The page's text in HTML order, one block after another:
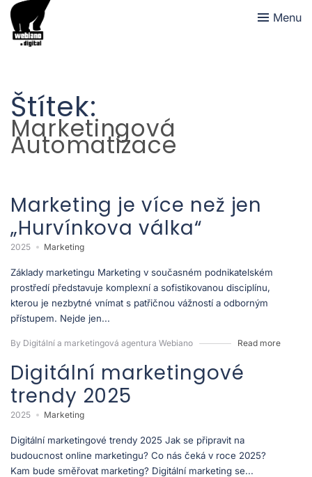
Menu
Štítek:
Marketingová
Automatizace
Marketing je více než jen
„Hurvínkova válka“
2025 Marketing
Základy marketingu Marketing v současném podnikatelském
prostředí představuje komplexní a sofistikovanou disciplínu,
kterou je nezbytné vnímat s patřičnou vážností a odborným
přístupem. Nejde jen...
By Digitální a marketingová agentura Webiano Read more
Digitální marketingové
trendy 2025
2025 Marketing
Digitální marketingové trendy 2025 Jak se připravit na
budoucnost online marketingu? Co nás čeká v roce 2025?
Kam bude směřovat marketing? Digitální marketing se...